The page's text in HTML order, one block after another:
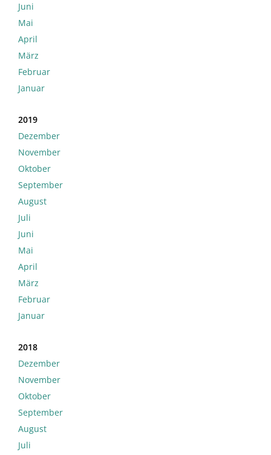
Juni
Mai
April
März
Februar
Januar
2019
Dezember
November
Oktober
September
August
Juli
Juni
Mai
April
März
Februar
Januar
2018
Dezember
November
Oktober
September
August
Juli